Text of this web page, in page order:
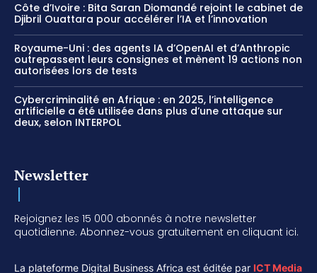
Côte d’Ivoire : Bita Saran Diomandé rejoint le cabinet de
Djibril Ouattara pour accélérer l’IA et l’innovation
Royaume-Uni : des agents IA d’OpenAI et d’Anthropic
outrepassent leurs consignes et mènent 19 actions non
autorisées lors de tests
Cybercriminalité en Afrique : en 2025, l’intelligence
artificielle a été utilisée dans plus d’une attaque sur
deux, selon INTERPOL
Newsletter
Rejoignez les 15 000 abonnés à notre newsletter
quotidienne. Abonnez-vous gratuitement en cliquant ici.
La plateforme Digital Business Africa est éditée par ICT Media